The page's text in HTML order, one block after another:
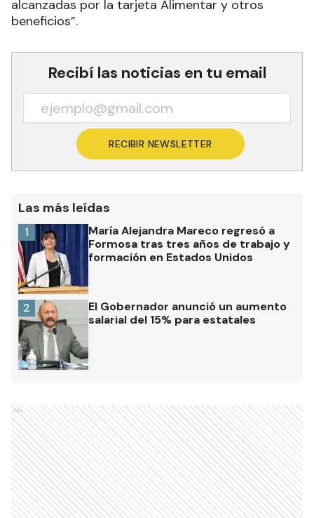
alcanzadas por la tarjeta Alimentar y otros
beneficios”.
Recibí las noticias en tu email
RECIBIR NEWSLETTER
Las más leídas
María Alejandra Mareco regresó a
Formosa tras tres años de trabajo y
formación en Estados Unidos
1
El Gobernador anunció un aumento
salarial del 15% para estatales
2
Ads